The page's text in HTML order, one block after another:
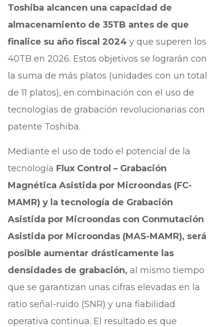
Toshiba alcancen una capacidad de
almacenamiento de 35TB antes de que
finalice su año fiscal 2024 y que superen los
40TB en 2026. Estos objetivos se lograrán con
la suma de más platos (unidades con un total
de 11 platos), en combinación con el uso de
tecnologías de grabación revolucionarias con
patente Toshiba.
Mediante el uso de todo el potencial de la
tecnología Flux Control – Grabación
Magnética Asistida por Microondas (FC-
MAMR) y la tecnología de Grabación
Asistida por Microondas con Conmutación
Asistida por Microondas (MAS-MAMR), será
posible aumentar drásticamente las
densidades de grabación, al mismo tiempo
que se garantizan unas cifras elevadas en la
ratio señal-ruido (SNR) y una fiabilidad
operativa continua. El resultado es que